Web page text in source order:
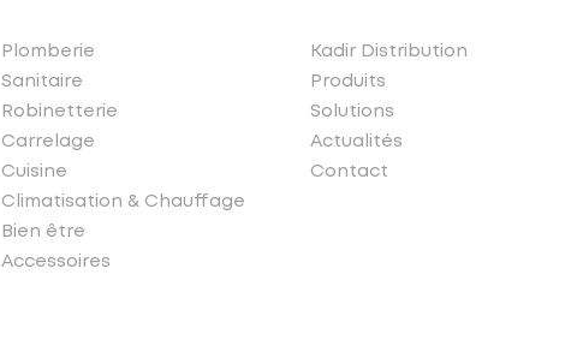
Plomberie
Sanitaire
Robinetterie
Carrelage
Cuisine
Climatisation & Chauffage
Bien être
Accessoires
Kadir Distribution
Produits
Solutions
Actualités
Contact